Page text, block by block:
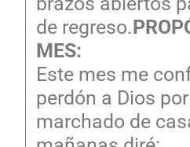
de regreso.
MES:
Este mes me
perdón a Dios
marchado de